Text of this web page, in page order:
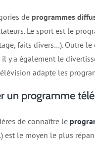
de programmes
Le sport est le
faits divers…). Outre
il y a également le
adapte les
un programme
de connaître le
est le moyen le plus